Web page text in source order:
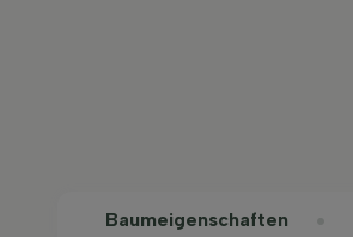
Baum­eigen­schaften